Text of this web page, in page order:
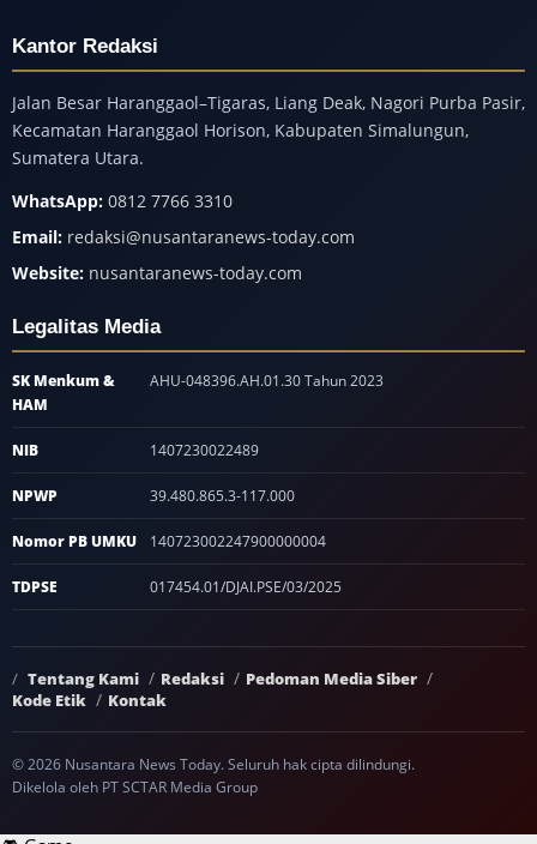
Kantor Redaksi
Jalan Besar Haranggaol–Tigaras, Liang Deak, Nagori Purba Pasir,
Kecamatan Haranggaol Horison, Kabupaten Simalungun,
Sumatera Utara.
WhatsApp: 0812 7766 3310
Email: redaksi@nusantaranews-today.com
Website: nusantaranews-today.com
Legalitas Media
SK Menkum &
HAM
AHU-048396.AH.01.30 Tahun 2023
NIB 1407230022489
NPWP 39.480.865.3-117.000
Nomor PB UMKU 140723002247900000004
TDPSE 017454.01/DJAI.PSE/03/2025
Tentang Kami Redaksi
Pedoman Media Siber
Kode Etik
Kontak
© 2026 Nusantara News Today. Seluruh hak cipta dilindungi.
Dikelola oleh PT SCTAR Media Group